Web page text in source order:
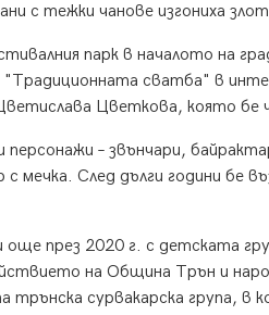
с тежки чанове изгониха
парк в началото на
сватба" в
Цветкова, която бе
– звънчари,
мечка. След дълги години бе
през 2020 г. с детската
на Община Трън и
трънска сурвакарска група, в